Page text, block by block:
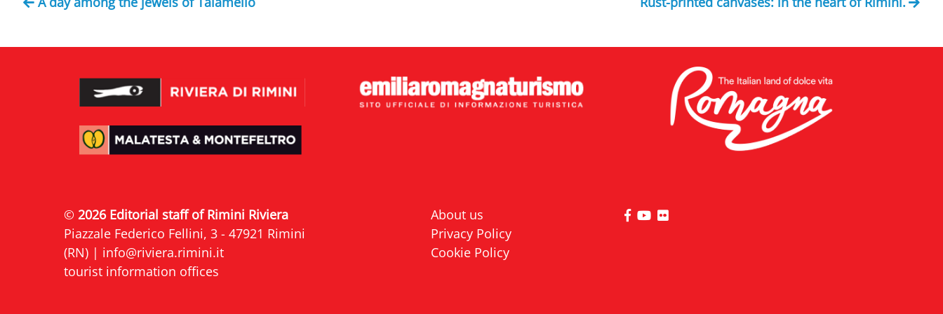
© 2026 Editorial staff of Rimini Riviera
Piazzale Federico Fellini, 3 - 47921 Rimini
(RN) | info@riviera.rimini.it
tourist information offices
About us
Privacy Policy
Cookie Policy
visit Riviera di Rimini Facebook profile page
visit Riviera di Rimini YouTube profile page
visit Riviera di Rimini Flickr profile page